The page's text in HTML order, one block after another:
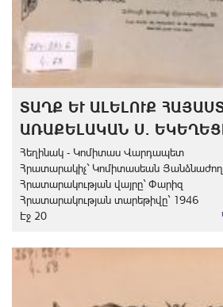
ՏԱՂՔ ԵՒ ԱԼԵԼՈՒՔ
ԱՌԱՔԵԼԱԿԱՆ Ս.
Հեղինակ - Կոմիտաս Վարդապետ
Հրատարակիչ` Կոմիտասեան
Հրատարակության վայրը` Փարիզ
Հրատարակության տարեթիվը` 1946
Էջ 20